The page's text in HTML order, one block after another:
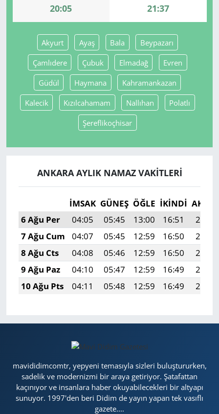
20:05 21:37
Akyurt Ayaş Bala Beypazarı
Çamlıdere Çubuk Elmadağ Evren
Güdül Haymana Kahramankazan
Kalecik Kızılcahamam Nallıhan Polatlı
Şereflikoçhisar
ANKARA AYLIK NAMAZ VAKITLERI
İMSAK GÜNEŞ ÖĞLE İKINDI
6 Ağu Per
04:05 05:45 13:00 16:51
20:05
7 Ağu Cum
04:07 05:45 12:59 16:50
20:04
8 Ağu Cts
04:08 05:46 12:59 16:50
20:02
9 Ağu Paz
04:10 05:47 12:59 16:49
20:01
10 Ağu Pts
04:11 05:48 12:59 16:49 20:00
mavididimcomtr, yepyeni temasıyla sizleri buluştururken,
sadelik ve modernizmi bir araya getiriyor. Şatafattan
kaçınıyor ve insanlara haber okuyabilecekleri bir altyapı
sunuyor. 1997'den beri Didim de yayın yapan tek vasıflı
gazete....
Yerel